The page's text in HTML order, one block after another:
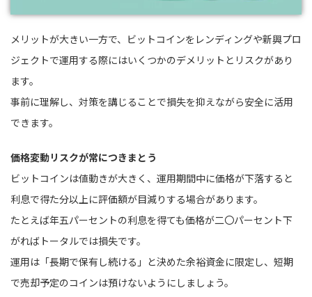
メリットが大きい一方で、ビットコインをレンディングや新興プロ
ジェクトで運用する際にはいくつかのデメリットとリスクがあり
ます。
事前に理解し、対策を講じることで損失を抑えながら安全に活用
できます。
価格変動リスクが常につきまとう
ビットコインは値動きが大きく、運用期間中に価格が下落すると
利息で得た分以上に評価額が目減りする場合があります。
たとえば年五パーセントの利息を得ても価格が二〇パーセント下
がればトータルでは損失です。
運用は「長期で保有し続ける」と決めた余裕資金に限定し、短期
で売却予定のコインは預けないようにしましょう。